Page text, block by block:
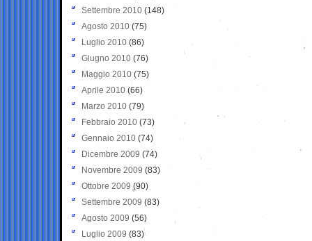
Settembre 2010 (148)
Agosto 2010 (75)
Luglio 2010 (86)
Giugno 2010 (76)
Maggio 2010 (75)
Aprile 2010 (66)
Marzo 2010 (79)
Febbraio 2010 (73)
Gennaio 2010 (74)
Dicembre 2009 (74)
Novembre 2009 (83)
Ottobre 2009 (90)
Settembre 2009 (83)
Agosto 2009 (56)
Luglio 2009 (83)